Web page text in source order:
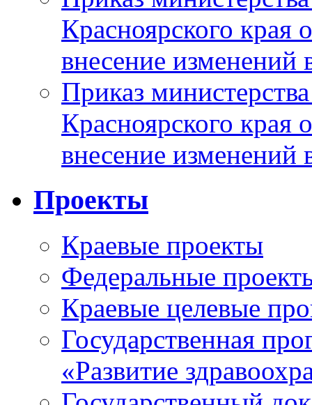
Красноярского
внесение изменений
Приказ
Красноярского
внесение изменений
Проекты
Краевые проекты
Федеральные
Краевые целевые
Государственная
«Развитие